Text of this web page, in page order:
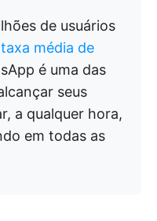
de usuários
taxa média de
é uma das
seus
a qualquer hora,
em todas as